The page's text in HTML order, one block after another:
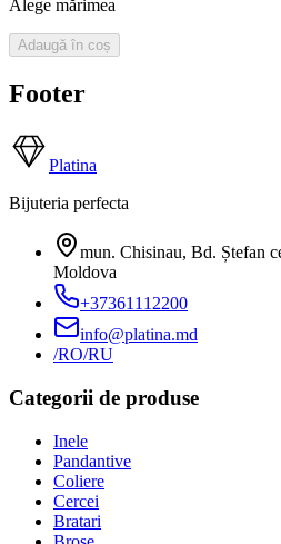
Alege mărimea
Adaugă în coș
Footer
Platina
Bijuteria perfecta
mun. Chisinau, Bd. Ștefan
Moldova
+37361112200
info@platina.md
/RO/RU
Categorii de produse
Inele
Pandantive
Coliere
Cercei
Bratari